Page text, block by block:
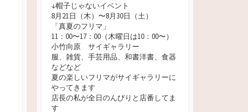
↓帽子じゃないイベント
8月21日（木）〜8月30日（土）
「真夏のフリマ」
11：00〜17：00（木曜日は10：00〜）
小竹向原 サイギャラリー
服、雑貨、手芸用品、和書洋書、食器
などなど
夏の楽しいフリマがサイギャラリーに
やってきます
店長の私が全日のんびりと店番してま
す